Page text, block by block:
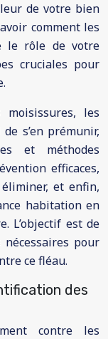
de votre bien
comment les
le rôle de votre
cruciales pour
les
s’en prémunir,
et méthodes
efficaces,
et enfin,
habitation en
L’objectif est de
pour
ce fléau.
des
contre les